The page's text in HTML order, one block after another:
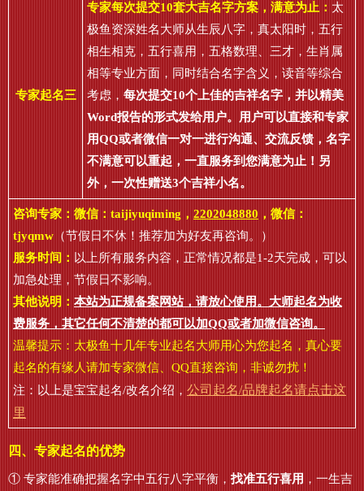
专家起名三
专家每次提交10套大吉名字方案，满意为止： 太
极鱼资深姓名大师从生辰八字，真太阳时，五行
相生相克，五行喜用，五格数理、三才，生肖属
相等专业方面，同时结合名字含义，读音等综合
考虑， 每次提交10个上佳的吉祥名字，并以精美
Word报告的形式发给用户。用户可以直接和专家
用QQ或者微信一对一进行沟通、交流反馈，名字
不满意可以重起，一直服务到您满意为止！另
外，一次性赠送3个吉祥小名。
咨询专家：微信： taijiyuqiming ， 2202048880 ，微信：
tjyqmw （节假日不休！推荐加为好友再咨询。）
服务时间： 以上所有服务内容，正常情况都是1-2天完成，可以
加急处理，节假日不影响。
其他说明： 本站为正规备案网站，请放心使用。大师起名为收
费服务，其它任何不清楚的都可以加QQ或者加微信咨询。
温馨提示：太极鱼十几年专业起名大师用心为您起名，真心要
起名的有缘人请加专家微信、QQ直接咨询，非诚勿扰！
注：以上是宝宝起名/改名介绍， 公司起名/品牌起名请点击这
里
四、专家起名的优势
① 专家能准确把握名字中五行八字平衡， 找准五行喜用 ，一生吉